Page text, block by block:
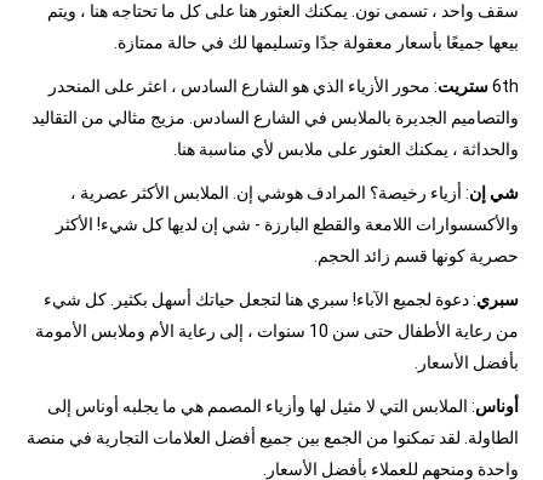
سقف واحد ، تسمى نون. يمكنك العثور هنا على كل ما تحتاجه هنا ، ويتم
بيعها جميعًا بأسعار معقولة جدًا وتسليمها لك في حالة ممتازة.
6thستريت: محور الأزياء الذي هو الشارع السادس ، اعثر على المنحدر
والتصاميم الجديرة بالملابس في الشارع السادس. مزيج مثالي من التقاليد
والحداثة ، يمكنك العثور على ملابس لأي مناسبة هنا.
شي إن: أزياء رخيصة؟ المرادف هوشي إن. الملابس الأكثر عصرية ،
والأكسسوارات اللامعة والقطع البارزة - شي إن لديها كل شيء! الأكثر
حصرية كونها قسم زائد الحجم.
سبري: دعوة لجميع الآباء! سبري هنا لتجعل حياتك أسهل بكثير. كل شيء
من رعاية الأطفال حتى سن 10 سنوات ، إلى رعاية الأم وملابس الأمومة
بأفضل الأسعار.
أوناس: الملابس التي لا مثيل لها وأزياء المصمم هي ما يجلبه أوناس إلى
الطاولة. لقد تمكنوا من الجمع بين جميع أفضل العلامات التجارية في منصة
واحدة ومنحهم للعملاء بأفضل الأسعار.